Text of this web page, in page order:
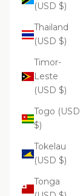
(USD $)
Thailand
(USD $)
Timor-
Leste
(USD $)
Togo (USD
$)
Tokelau
(USD $)
Tonga